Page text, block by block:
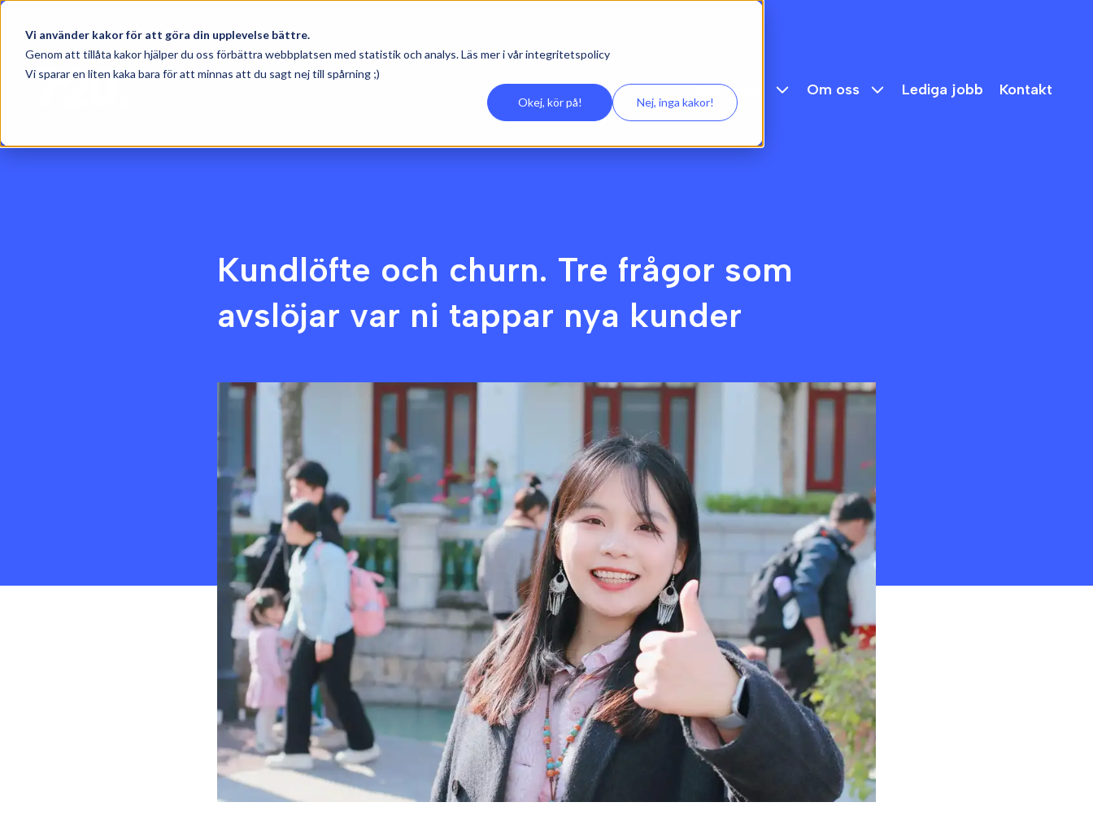
Vi använder kakor för att göra din upplevelse bättre.
Genom att tillåta kakor hjälper du oss förbättra webbplatsen med statistik och analys. Läs mer i vårintegritetspolicy
Vi sparar en liten kaka bara för att minnas att du sagt nej till spårning ;)
Okej, kör på! Nej, inga kakor!
Vad vi gör Om oss Lediga jobb Kontakt
Kundlöfte och churn. Tre frågor som
avslöjar var ni tappar nya kunder